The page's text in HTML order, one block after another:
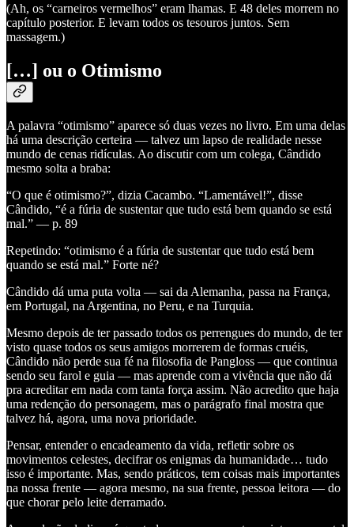
(Ah, os “carneiros vermelhos” eram lhamas. E 48 deles morrem no
capítulo posterior. E levam todos os tesouros juntos. Sem
massagem.)
[…] ou o Otimismo
A palavra “otimismo” aparece só duas vezes no livro. Em uma delas
há uma descrição certeira — talvez um lapso de realidade nesse
mundo de cenas ridículas. Ao discutir com um colega, Cândido
mesmo solta a braba:
“O que é otimismo?”, dizia Cacambo. “Lamentável!”, disse
Cândido, “é a fúria de sustentar que tudo está bem quando se está
mal.” — p. 89
Repetindo: “otimismo é a fúria de sustentar que tudo está bem
quando se está mal.” Forte né?
Cândido dá uma puta volta — sai da Alemanha, passa na França,
em Portugal, na Argentina, no Peru, e na Turquia.
Mesmo depois de ter passado todos os perrengues do mundo, de ter
visto quase todos os seus amigos morrerem de formas cruéis,
Cândido não perde sua fé na filosofia de Pangloss — que continua
sendo seu farol e guia — mas aprende com a vivência que não dá
pra acreditar em nada com tanta força assim. Não acredito que haja
uma redenção do personagem, mas o parágrafo final mostra que
talvez há, agora, uma nova prioridade.
Pensar, entender o encadeamento da vida, refletir sobre os
movimentos celestes, decifrar os enigmas da humanidade… tudo
isso é importante. Mas, sendo práticos, tem coisas mais importantes
na nossa frente — agora mesmo, na sua frente, pessoa leitora — do
que chorar pelo leite derramado.